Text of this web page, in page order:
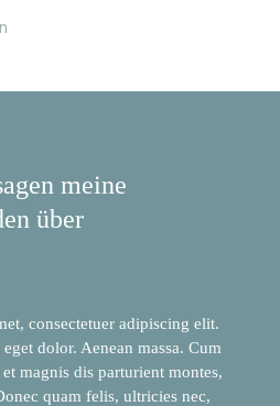
meine
über
consectetuer adipiscing elit.
dolor. Aenean massa. Cum
magnis dis parturient montes,
quam felis, ultricies nec,